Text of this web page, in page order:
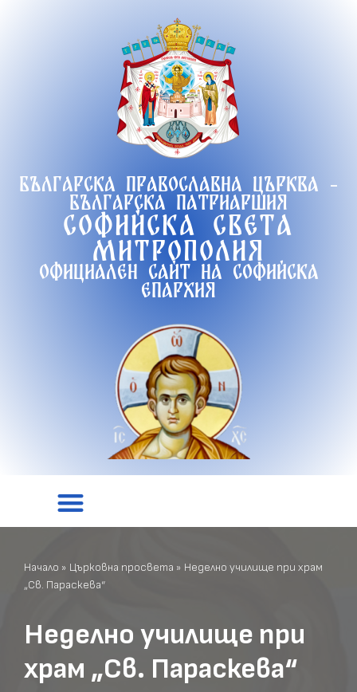
Българска православна църква -
Българска патриаршия
Софийска света
митрополия
Официален сайт на софийска
епархия
Начало » Църковна просвета » Неделно училище при храм
„Св. Параскева“
Неделно училище при
храм „Св. Параскева“